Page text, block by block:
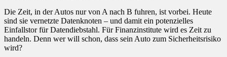
Die Zeit, in der Autos nur von A nach B fuhren, ist vorbei. Heute
sind sie vernetzte Datenknoten – und damit ein potenzielles
Einfallstor für Datendiebstahl. Für Finanzinstitute wird es Zeit zu
handeln. Denn wer will schon, dass sein Auto zum Sicherheitsrisiko
wird?